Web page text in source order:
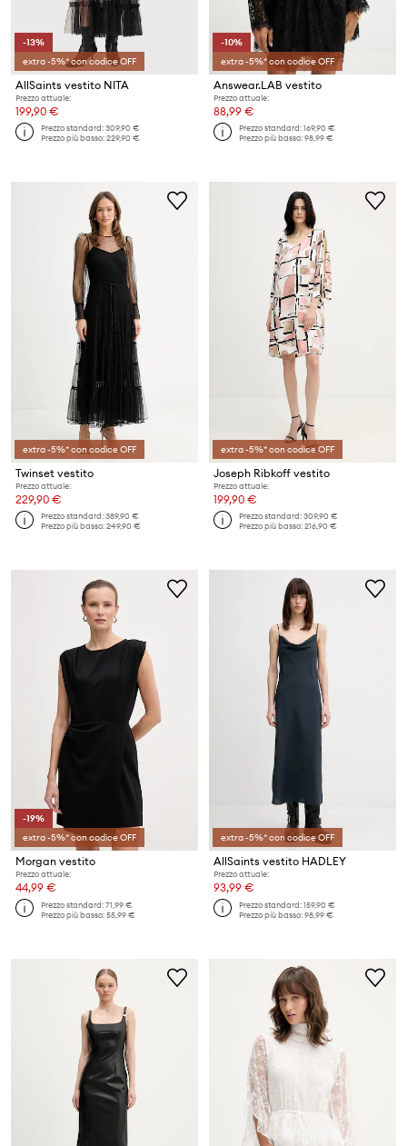
-13%
extra -5%* con codice OFF
AllSaints vestito NITA
Prezzo attuale:
199,90 €
Prezzo standard:309,90 €
Prezzo più basso:229,90 €
-10%
extra -5%* con codice OFF
Answear.LAB vestito
Prezzo attuale:
88,99 €
Prezzo standard:169,90 €
Prezzo più basso:98,99 €
extra -5%* con codice OFF
Twinset vestito
Prezzo attuale:
229,90 €
Prezzo standard:389,90 €
Prezzo più basso:249,90 €
extra -5%* con codice OFF
Joseph Ribkoff vestito
Prezzo attuale:
199,90 €
Prezzo standard:309,90 €
Prezzo più basso:216,90 €
-19%
extra -5%* con codice OFF
Morgan vestito
Prezzo attuale:
44,99 €
Prezzo standard:71,99 €
Prezzo più basso:55,99 €
extra -5%* con codice OFF
AllSaints vestito HADLEY
Prezzo attuale:
93,99 €
Prezzo standard:159,90 €
Prezzo più basso:98,99 €